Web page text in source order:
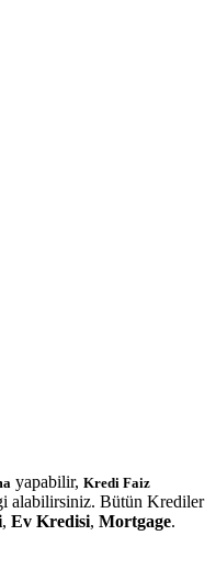
yapabilir, Kredi Faiz
alabilirsiniz. Bütün Krediler
, Ev Kredisi, Mortgage.